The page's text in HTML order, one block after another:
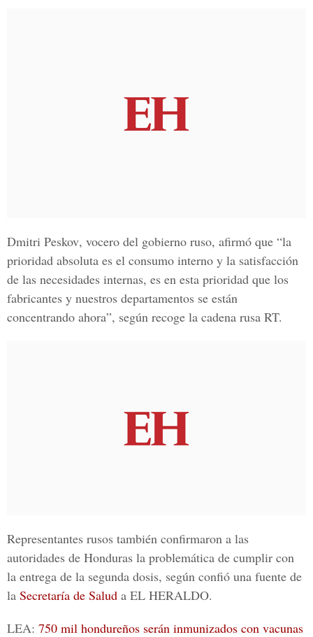
Dmitri Peskov, vocero del gobierno ruso, afirmó que “la
prioridad absoluta es el consumo interno y la satisfacción
de las necesidades internas, es en esta prioridad que los
fabricantes y nuestros departamentos se están
concentrando ahora”, según recoge la cadena rusa RT.
Representantes rusos también confirmaron a las
autoridades de Honduras la problemática de cumplir con
la entrega de la segunda dosis, según confió una fuente de
la Secretaría de Salud a EL HERALDO.
LEA: 750 mil hondureños serán inmunizados con vacunas